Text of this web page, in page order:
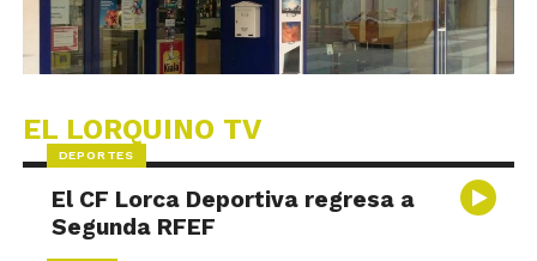
EL LORQUINO TV
DEPORTES
El CF Lorca Deportiva regresa a
Segunda RFEF